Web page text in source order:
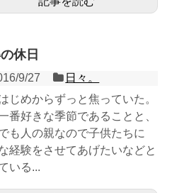
休日
9/27
日々。
じめからずっと焦っていた。
番好きな季節であることと、
も人の親なので子供たちに
経験をさせてあげたいなどと
いる...